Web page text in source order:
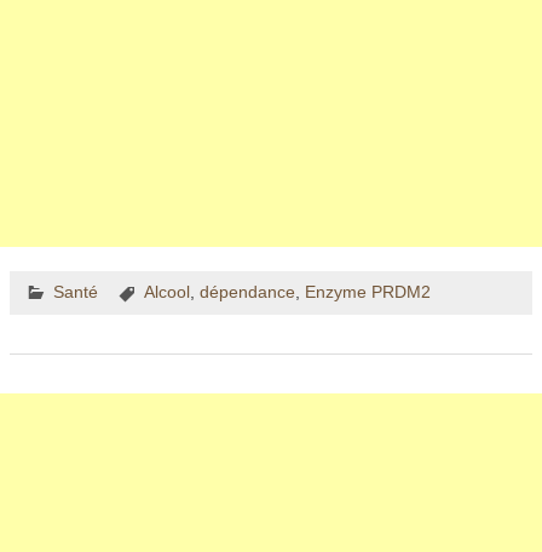
Santé Alcool ,dépendance Enzyme PRDM2